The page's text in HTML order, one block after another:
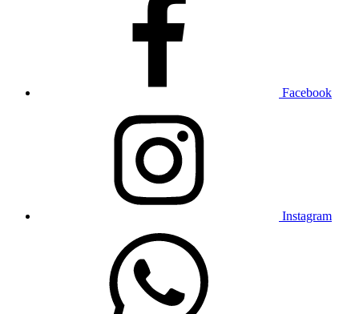
Facebook
Instagram